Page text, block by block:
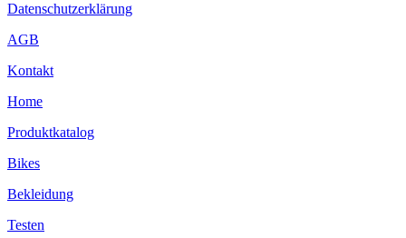
Datenschutzerklärung
AGB
Kontakt
Home
Produktkatalog
Bikes
Bekleidung
Testen